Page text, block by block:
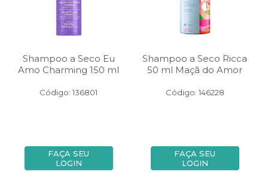
Shampoo a Seco Eu
Amo Charming 150 ml
Código: 136801
FAÇA SEU
LOGIN
Shampoo a Seco Ricca
50 ml Maçã do Amor
Código: 146228
FAÇA SEU
LOGIN